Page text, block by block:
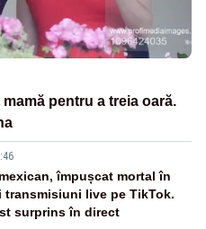
pentru a treia oară.
împușcat mortal în
transmisiuni live pe TikTok.
surprins în direct